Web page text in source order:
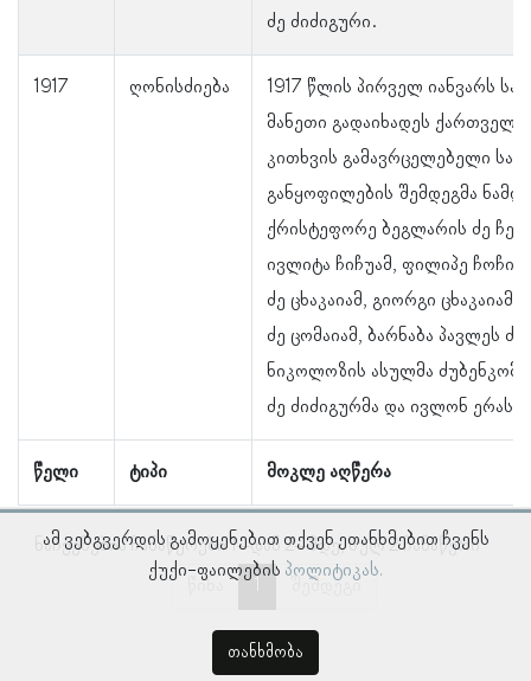
წელი ტიპი მოკლე აღწერა
ძე ძიძიგური.
1917 ღონისძიება
1917 წლის პირველ იანვარს
მანეთი გადაიხადეს
კითხვის გამავრცელებელი
განყოფილების შემდეგმა
ქრისტეფორე ბეგლარის ძე
ივლიტა ჩიჩუამ, ფილიპე
ძე ცხაკაიამ, გიორგი
ძე ცომაიამ, ბარნაბა პავლეს
ნიკოლოზის ასულმა
ძე ძიძიგურმა და ივლონ
ნაჩვენებია ჩანაწერები 1–დან 2–მდე, სულ 2 ჩანაწერი
წინა
შემდეგი
ამ ვებგვერდის გამოყენებით თქვენ ეთანხმებით ჩვენს
ქუქი-ფაილების პოლიტიკას.
თანხმობა